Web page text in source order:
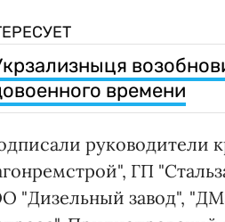
времени
руководители
ГП
"Дизельный завод",